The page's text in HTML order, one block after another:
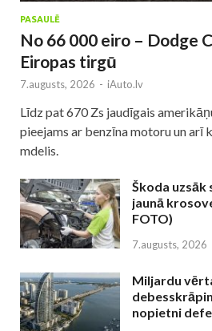
PASAULĒ
No 66 000 eiro – Dodge
Eiropas tirgū
7.augusts, 2026 - iAuto.lv
Līdz pat 670 Zs jaudīgais
pieejams ar benzīna motoru un arī
mdelis.
Škoda uzsāk
jaunā
FOTO)
7.augusts, 2026
Miljardu
nopietni